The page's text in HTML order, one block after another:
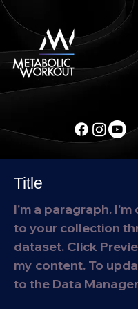
Title
I'm a paragraph. I'm
to your collection
dataset. Click
my content. To
to the Data